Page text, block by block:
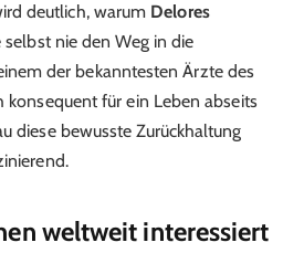
deutlich, warum Delores
nie den Weg in die
der bekanntesten Ärzte des
für ein Leben abseits
diese bewusste Zurückhaltung
weltweit interessiert